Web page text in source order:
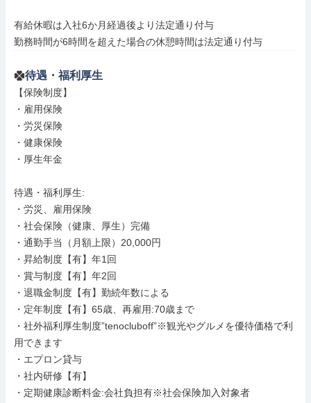
有給休暇は入社6か月経過後より法定通り付与
勤務時間が6時間を超えた場合の休憩時間は法定通り付与
待遇・福利厚生
【保険制度】
・雇用保険
・労災保険
・健康保険
・厚生年金
待遇・福利厚生:
・労災、雇用保険
・社会保険（健康、厚生）完備
・通勤手当（月額上限）20,000円
・昇給制度【有】年1回
・賞与制度【有】年2回
・退職金制度【有】勤続年数による
・定年制度【有】65歳、再雇用:70歳まで
・社外福利厚生制度”tenocluboff”※観光やグルメを優待価格で利
用できます
・エプロン貸与
・社内研修【有】
・定期健康診断料金:会社負担有※社会保険加入対象者